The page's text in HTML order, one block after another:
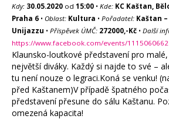
Kdy: 30.05.2020 od 15:00 • Kde: KC Kaštan,
Praha 6 • Oblast: Kultura • Pořadatel: Kaštan
Unijazzu • Příspěvek ÚMČ: 272000,-Kč • Další
https://www.facebook.com/events/
Klaunsko-loutkové představení pro
největší diváky. Každý si najde to své –
tu není nouze o legraci.Koná se venku!
před Kaštanem)V případě špatného
představení přesune do sálu Kaštanu.
omezená kapacita!